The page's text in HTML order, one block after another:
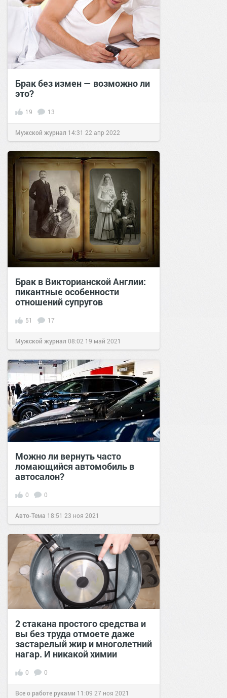
Брак без измен — возможно ли
это?
19 13
Мужской журнал 14:31 22 апр 2022
Брак в Викторианской Англии:
пикантные особенности
отношений супругов
51 17
Мужской журнал 08:02 19 май 2021
Можно ли вернуть часто
ломающийся автомобиль в
автосалон?
0 0
Авто-Тема 18:51 23 ноя 2021
2 стакана простого средства и
вы без труда отмоете даже
застарелый жир и многолетний
нагар. И никакой химии
0 0
Все о работе руками 11:09 27 ноя 2021